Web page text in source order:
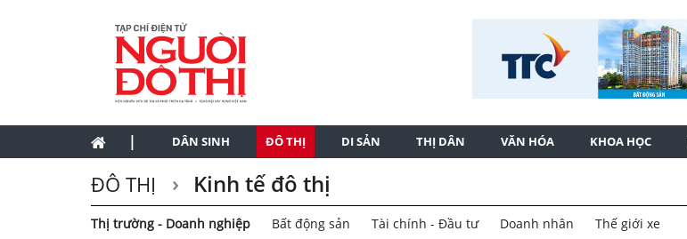
| DÂN SINH ĐÔ THỊ DI SẢN THỊ DÂN VĂN HÓA KHOA HỌC
ĐÔ THỊ Kinh tế đô thị
Thị trường - Doanh nghiệp Bất động sản Tài chính - Đầu tư Doanh nhân Thế giới xe